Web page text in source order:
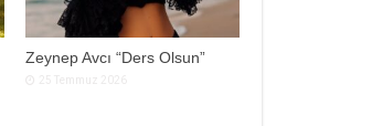
Zeynep Avcı “Ders Olsun”